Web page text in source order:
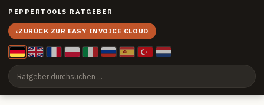
PEPPERTOOLS RATGEBER
‹ZURÜCK ZUR EASY INVOICE CLOUD